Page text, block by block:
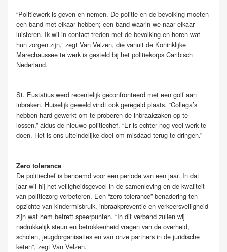
“Politiewerk is geven en nemen. De politie en de bevolking moeten
een band met elkaar hebben; een band waarin we naar elkaar
luisteren. Ik wil in contact treden met de bevolking en horen wat
hun zorgen zijn,” zegt Van Velzen, die vanuit de Koninklijke
Marechaussee te werk is gesteld bij het politiekorps Caribisch
Nederland.
St. Eustatius werd recentelijk geconfronteerd met een golf aan
inbraken. Huiselijk geweld vindt ook geregeld plaats. “Collega’s
hebben hard gewerkt om te proberen de inbraakzaken op te
lossen,” aldus de nieuwe politiechef. “Er is echter nog veel werk te
doen. Het is ons uiteindelijke doel om misdaad terug te dringen.”
Zero tolerance
De politiechef is benoemd voor een periode van een jaar. In dat
jaar wil hij het veiligheidsgevoel in de samenleving en de kwaliteit
van politiezorg verbeteren. Een “zero tolerance” benadering ten
opzichte van kindermisbruik, inbraakpreventie en verkeersveiligheid
zijn wat hem betreft speerpunten. “In dit verband zullen wij
nadrukkelijk steun en betrokkenheid vragen van de overheid,
scholen, jeugdorganisaties en van onze partners in de juridische
keten”, zegt Van Velzen.